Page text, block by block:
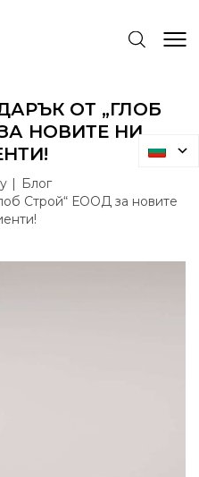
ОТ „ГЛОБ
НОВИТЕ НИ
Блог
Строй“ ЕООД за новите